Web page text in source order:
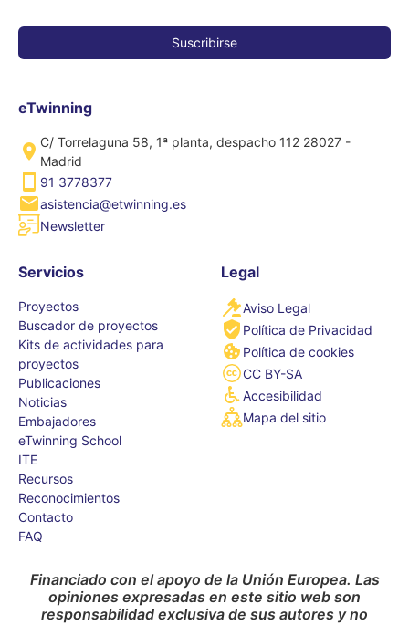
eTwinning
C/ Torrelaguna 58, 1ª planta, despacho 112 28027 -
Madrid
91 3778377
asistencia@etwinning.es
Newsletter
Servicios
Proyectos
Buscador de proyectos
Kits de actividades para
proyectos
Publicaciones
Noticias
Embajadores
eTwinning School
ITE
Recursos
Reconocimientos
Contacto
FAQ
Legal
Aviso Legal
Política de Privacidad
Política de cookies
CC BY-SA
Accesibilidad
Mapa del sitio
Financiado con el apoyo de la Unión Europea. Las
opiniones expresadas en este sitio web son
responsabilidad exclusiva de sus autores y no